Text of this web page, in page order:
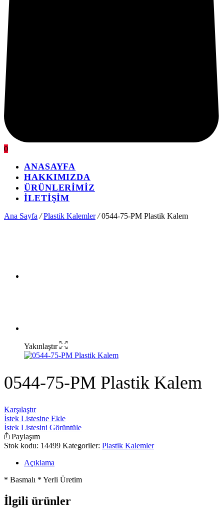
0
ANASAYFA
HAKKIMIZDA
ÜRÜNLERİMİZ
İLETİŞİM
Ana Sayfa / Plastik Kalemler /0544-75-PM Plastik Kalem
Yakınlaştır
0544-75-PM Plastik Kalem
Karşılaştır
İstek Listesine Ekle
İstek Listesini Görüntüle
Paylaşım
Stok kodu: 14499 Kategoriler: Plastik Kalemler
Açıklama
* Basmalı * Yerli Üretim
İlgili ürünler